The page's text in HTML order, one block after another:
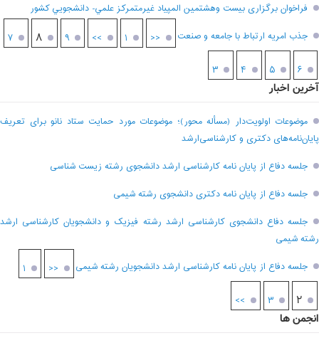
فراخوان برگزاری بيست وهشتمين المپياد غيرمتمركز علمي- دانشجويي كشور
جذب امریه ارتباط با جامعه و صنعت
<< ۱
۳ ۴ ۵ ۶
۷ ۸ ۹ >>
آخرین اخبار
موضوعات اولویت‌دار (مسأله محور)؛ موضوعات مورد حمایت ستاد نانو برای تعریف
پایان‌نامه‌های دکتری و کارشناسی‌ارشد
جلسه دفاع از پایان نامه کارشناسی ارشد دانشجوی رشته زیست شناسی
جلسه دفاع از پایان نامه دکتری دانشجوی رشته شیمی
جلسه دفاع دانشجوی کارشناسی ارشد رشته فیزیک و دانشجویان کارشناسی ارشد
رشته شیمی
جلسه دفاع از پایان نامه کارشناسی ارشد دانشجویان رشته شیمی
<< ۱
۲ ۳ >>
انجمن ها